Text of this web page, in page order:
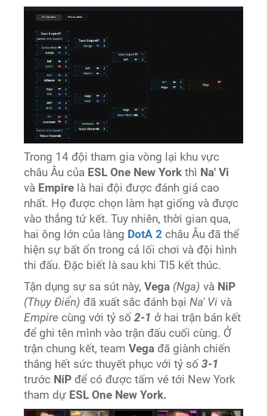
Trong 14 đội tham gia vòng lại khu vực
châu Âu của ESL One New York thì Na' Vi
và Empire là hai đội được đánh giá cao
nhất. Họ được chọn làm hạt giống và được
vào thẳng tứ kết. Tuy nhiên, thời gian qua,
hai ông lớn của làng DotA 2 châu Âu đã thể
hiện sự bất ổn trong cả lối chơi và đội hình
thi đấu. Đặc biết là sau khi TI5 kết thúc.
Tận dụng sự sa sút này,Vega (Nga) và NiP
(Thụy Điển) đã xuất sắc đánh bạiNa' Vi và
Empire cùng với tỷ số2-1 ở hai trận bán kết
để ghi tên mình vào trận đấu cuối cùng. Ở
trận chung kết, teamVega đã giành chiến
thắng hết sức thuyết phục với tỷ số3-1
trước NiP để có được tấm vé tới New York
tham dự ESL One New York.